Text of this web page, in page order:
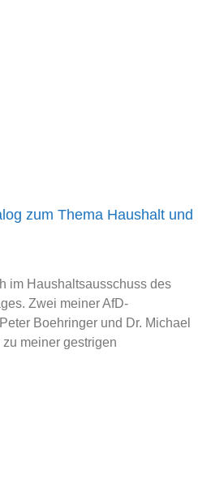
zum Thema Haushalt und
im Haushaltsausschuss des
Zwei meiner AfD-
Boehringer und Dr. Michael
meiner gestrigen